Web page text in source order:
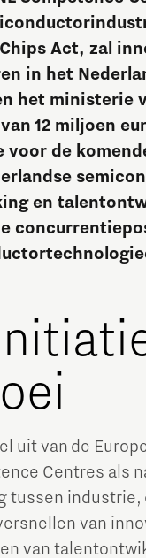
Brainport
High Tech
Strijp
TU/e
Food
Next Tech
Act, zal
in het
het ministerie
12 miljoen
voor de
en
uit van de
Centres als
tussen industrie,
van
van